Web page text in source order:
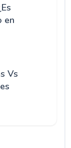
en
Vs